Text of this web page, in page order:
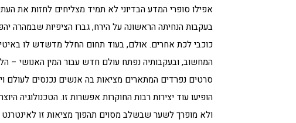
אפילו סופרי המדע הבדיוני לא תמיד מצליחים לחזות את
בעקבות הנחיתה הראשונה על הירח, גברו הציפיות שבמהרה
כוכבי לכת אחרים. אולם, בעוד תחום החלל מדשדש לו
סרטים נפרדים המתארים מציאות בה אנשים נכנסים לעולם
הופיעו עוד יצירות רבות החוקרות אפשרות זו. הטכנולוגיה
ולא מופרך לשער שבשלב מסוים תהפוך מציאות זו